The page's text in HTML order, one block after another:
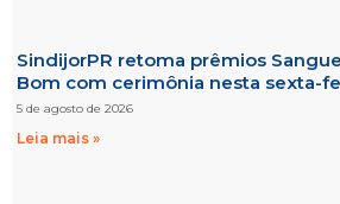
SindijorPR retoma prêmios
Bom com cerimônia nesta sexta-
5 de agosto de 2026
Leia mais »